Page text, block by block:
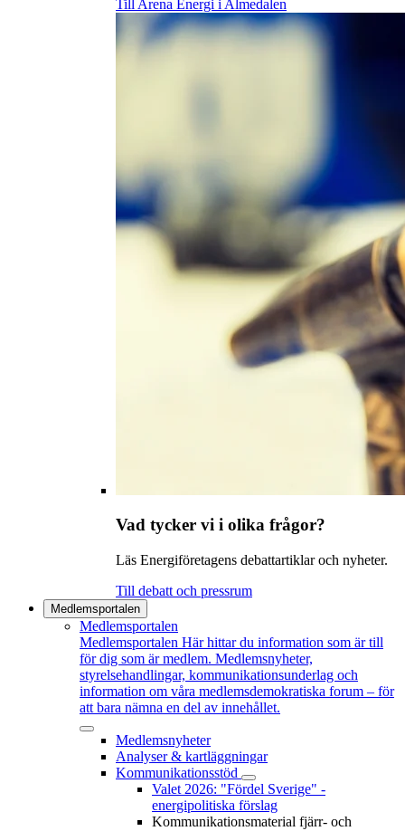
Till Arena Energi i Almedalen
Vad tycker vi i olika frågor?
Läs Energiföretagens debattartiklar och nyheter.
Till debatt och pressrum
Medlemsportalen
Medlemsportalen
Medlemsportalen Här hittar du information som är till
för dig som är medlem. Medlemsnyheter,
styrelsehandlingar, kommunikationsunderlag och
information om våra medlemsdemokratiska forum – för
att bara nämna en del av innehållet.
Medlemsnyheter
Analyser & kartläggningar
Kommunikationsstöd
Valet 2026: "Fördel Sverige" -
energipolitiska förslag
Kommunikationsmaterial fjärr- och